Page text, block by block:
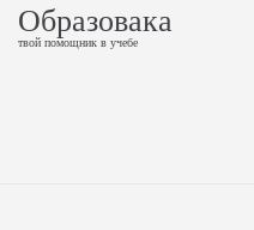
Образовака
твой помощник в учебе